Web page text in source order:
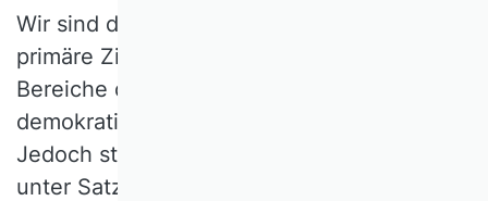
Wir sind der Ansicht, dass Studierende als
primäre Zielgruppe der Lehre in viele
Bereiche des Hochschullebens
demokratisch eingebunden werden sollten.
Jedoch stellt das in Art. 1, § 64 Abs. 1a
unter Satz 1 und 3 genannte